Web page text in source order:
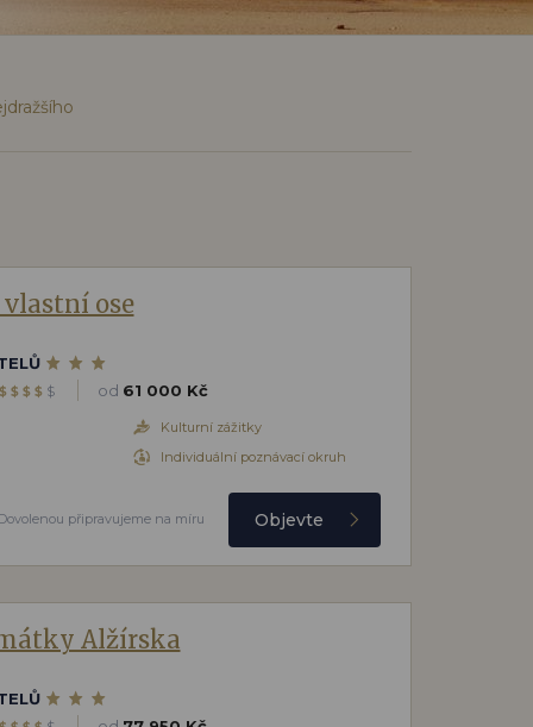
ose
$ $ $ $ od 61 000 Kč
Kulturní zážitky
Individuální poznávací okruh
připravujeme na míru Objevte
Alžírska